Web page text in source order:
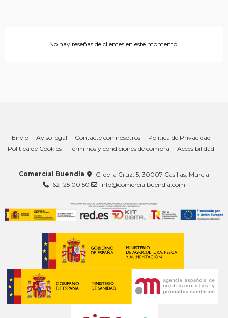
No hay reseñas de clientes en este momento.
Envío Aviso legal Contacte con nosotros
Política de Privacidad
Política de Cookies
Términos y condiciones de compra Accesibilidad
Comercial Buendía
C. de la Cruz, 5, 30007 Casillas, Murcia
621 25 00 50
info@comercialbuendia.com